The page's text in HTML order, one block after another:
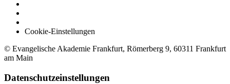
Cookie-Einstellungen
© Evangelische Akademie Frankfurt, Römerberg 9, 60311 Frankfurt
am Main
Datenschutzeinstellungen